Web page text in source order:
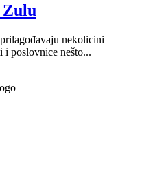
Zulu
nekolicini
i poslovnice nešto...